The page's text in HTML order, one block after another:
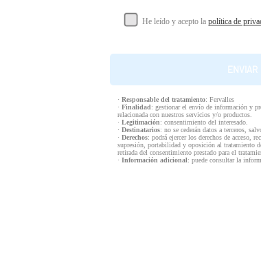
He leído y acepto la política de
· Responsable del tratamiento: Fervalles
· Finalidad: gestionar el envío de información y
relacionada con nuestros servicios y/o productos.
· Legitimación: consentimiento del interesado.
· Destinatarios: no se cederán datos a terceros,
· Derechos: podrá ejercer los derechos de acceso,
supresión, portabilidad y oposición al tratamiento
retirada del consentimiento prestado para el
· Información adicional: puede consultar la